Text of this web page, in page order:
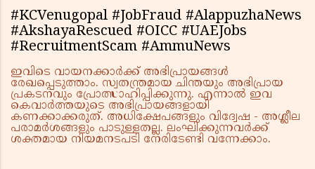
#KCVenugopal #JobFraud #AlappuzhaNews
#AkshayaRescued #OICC #UAEJobs
#RecruitmentScam #AmmuNews
ഇവിടെ വായനക്കാർക്ക് അഭിപ്രായങ്ങൾ
രേഖപ്പെടുത്താം. സ്വതന്ത്രമായ ചിന്തയും അഭിപ്രായ
പ്രകടനവും പ്രോത്സാഹിപ്പിക്കുന്നു. എന്നാൽ ഇവ
കെവാർത്തയുടെ അഭിപ്രായങ്ങളായി
കണക്കാക്കരുത്. അധിക്ഷേപങ്ങളും വിദ്വേഷ - അശ്ലീല
പരാമർശങ്ങളും പാടുള്ളതല്ല. ലംഘിക്കുന്നവർക്ക്
ശക്തമായ നിയമനടപടി നേരിടേണ്ടി വന്നേക്കാം.